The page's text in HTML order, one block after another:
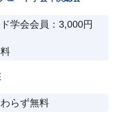
学会会員：3,000円
らず無料